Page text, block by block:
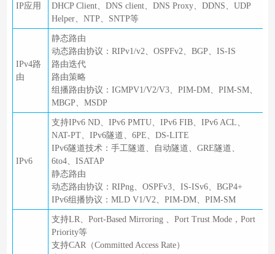
IP应用
DHCP Client、DNS client、DNS Proxy、DDNS、UDP
Helper、NTP、SNTP等
IPv4路
由
静态路由
动态路由协议：RIPv1/v2、OSPFv2、BGP、IS-IS
路由迭代
路由策略
组播路由协议：IGMPV1/V2/V3、PIM-DM、PIM-SM、
MBGP、MSDP
IPv6
支持IPv6 ND、IPv6 PMTU、IPv6 FIB、IPv6 ACL、
NAT-PT、IPv6隧道、6PE、DS-LITE
IPv6隧道技术：手工隧道、自动隧道、GRE隧道、
6to4、ISATAP
静态路由
动态路由协议：RIPng、OSPFv3、IS-ISv6、BGP4+
IPv6组播协议：MLD V1/V2、PIM-DM、PIM-SM
支持LR、Port-Based Mirroring 、Port Trust Mode，Port
Priority等
支持CAR（Committed Access Rate）